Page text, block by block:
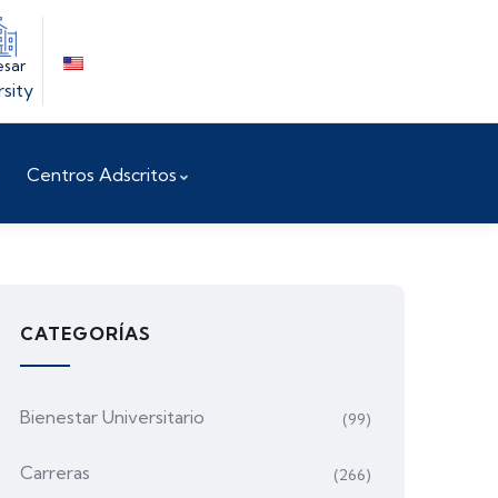
Centros Adscritos
CATEGORÍAS
Bienestar Universitario (99)
Carreras (266)